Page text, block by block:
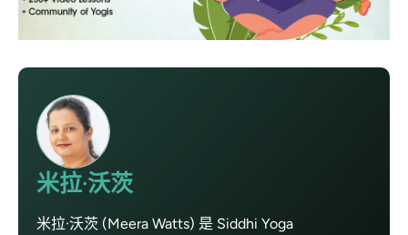
米拉·沃茨
米拉·沃茨 (Meera Watts) 是 Siddhi Yoga